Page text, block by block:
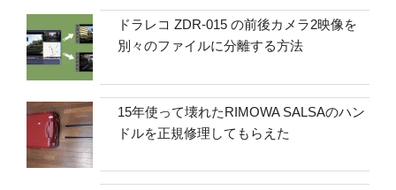
ドラレコ ZDR-015 の前後カメラ2映像を
別々のファイルに分離する方法
15年使って壊れたRIMOWA SALSAのハン
ドルを正規修理してもらえた